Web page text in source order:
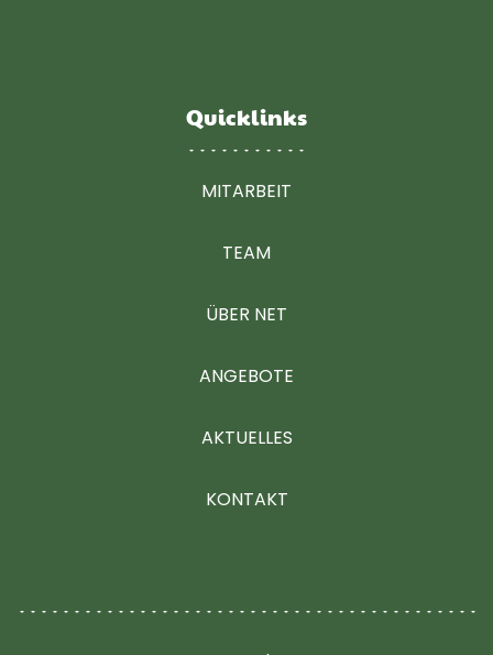
Quicklinks
MITARBEIT
TEAM
ÜBER NET
ANGEBOTE
AKTUELLES
KONTAKT